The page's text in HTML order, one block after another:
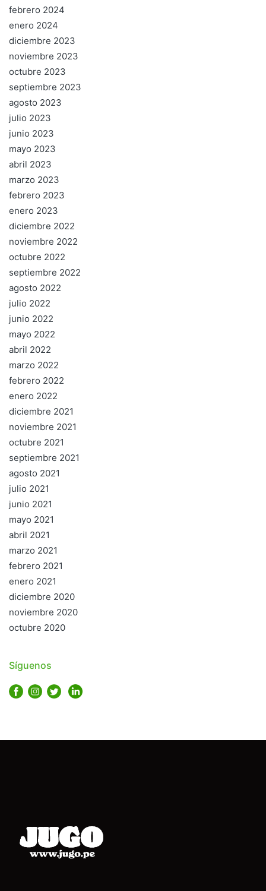
febrero 2024
enero 2024
diciembre 2023
noviembre 2023
octubre 2023
septiembre 2023
agosto 2023
julio 2023
junio 2023
mayo 2023
abril 2023
marzo 2023
febrero 2023
enero 2023
diciembre 2022
noviembre 2022
octubre 2022
septiembre 2022
agosto 2022
julio 2022
junio 2022
mayo 2022
abril 2022
marzo 2022
febrero 2022
enero 2022
diciembre 2021
noviembre 2021
octubre 2021
septiembre 2021
agosto 2021
julio 2021
junio 2021
mayo 2021
abril 2021
marzo 2021
febrero 2021
enero 2021
diciembre 2020
noviembre 2020
octubre 2020
Síguenos